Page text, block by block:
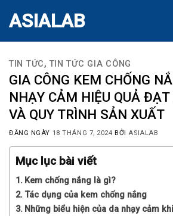
ASIALAB
TIN TỨC,TIN TỨC GIA CÔNG
GIA CÔNG KEM CHỐNG
NHẠY CẢM HIỆU QUẢ ĐẠT
VÀ QUY TRÌNH SẢN XUẤT
ĐĂNG NGÀY 18 THÁNG 7, 2024 BỞIASIALAB
Mục lục bài viết
Kem chống nắng là gì?
Tác dụng của kem chống nắng
Những biểu hiện của da nhạy cảm